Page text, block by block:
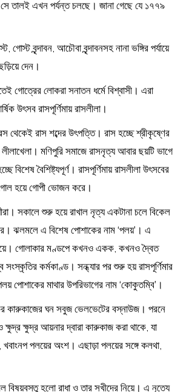
সে তালই এখন পর্যন্ত চলছে। জানা গেছে যে ১৭৭৯
বৃন্দাবন, আচৌবা বৃন্দাবনসহ নানা ভঙ্গির পর্যায়ে
দেন।
গোত্রের লোকরা সনাতন ধর্মে বিশ্বাসী। এরা
উৎসব রাসপূর্ণিমায় রাসলীলা।
থেকেই রাস শব্দের উৎপত্তি। রাস হচ্ছে শ্রীকৃষ্ণের
মণিপুরি সমাজে রাসনৃত্য আবার ছয়টি ভাগে
বৈশিষ্ট্যপূর্ণ। রাসপূর্ণিমায় রাসলীলা উৎসবের
গোল হয়ে গোপী ভোজন করে।
সকালে শুরু হয়ে রাখাল নৃত্য একটানা চলে বিকেল
ঝলমলে এ বিশেষ পোশাকের নাম ‘পলয়’। এ
গোলাকার মণ্ডপে কখনও একক, কখনও দ্বৈত
কর্মকাণ্ড। সন্ধ্যার পর শুরু হয় রাসপূর্ণিমার
পোশাকের মাথার উপরিভাগের নাম ‘কোকুতম্বি’।
কারুকাজের ঘন সবুজ ভেলভেটের বস্নাউজ। পরনে
ক্ষুদ্র আয়নার দ্বারা কারুকাজ করা থাকে, যা
পলয়ের অংশ। এছাড়া পলয়ের সঙ্গে কলথা,
হলো রাধা ও তার সখীদের নিয়ে। এ নৃত্যে